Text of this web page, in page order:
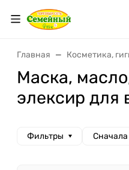
Главная Косметика,
Маска,
элексир для
Фильтры Сначала